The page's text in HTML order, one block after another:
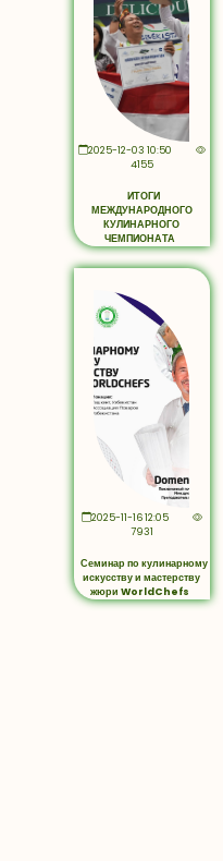
2025-12-03 10:50
4155
ИТОГИ
МЕЖДУНАРОДНОГО
КУЛИНАРНОГО
ЧЕМПИОНАТА
2025-11-16 12:05
7931
Семинар по кулинарному
искусству и мастерству
жюри WorldChefs